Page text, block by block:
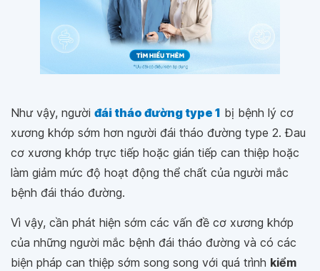
Như vậy, người đái tháo đường type 1 bị bệnh lý cơ
xương khớp sớm hơn người đái tháo đường type 2. Đau
cơ xương khớp trực tiếp hoặc gián tiếp can thiệp hoặc
làm giảm mức độ hoạt động thể chất của người mắc
bệnh đái tháo đường.
Vì vậy, cần phát hiện sớm các vấn đề cơ xương khớp
của những người mắc bệnh đái tháo đường và có các
biện pháp can thiệp sớm song song với quá trình kiểm